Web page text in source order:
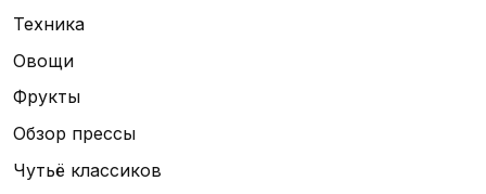
Техника
Овощи
Фрукты
Обзор прессы
Чутьё классиков